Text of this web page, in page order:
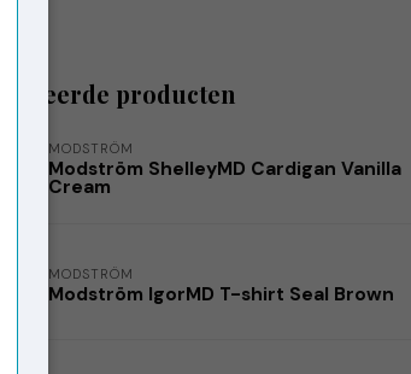
producten
MODSTRÖM
Modström ShelleyMD Cardigan Vanilla
Cream
MODSTRÖM
Modström IgorMD T-shirt Seal Brown